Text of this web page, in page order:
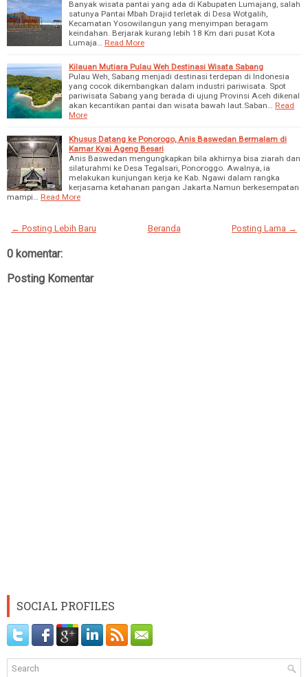
Banyak wisata pantai yang ada di Kabupaten Lumajang, salah
satunya Pantai Mbah Drajid terletak di Desa Wotgalih,
Kecamatan Yosowilangun yang menyimpan beragam
keindahan. Berjarak kurang lebih 18 Km dari pusat Kota
Lumaja…
Read More
Kilauan Mutiara Pulau Weh Destinasi Wisata Sabang
Pulau Weh, Sabang menjadi destinasi terdepan di Indonesia
yang cocok dikembangkan dalam industri pariwisata. Spot
pariwisata Sabang yang berada di ujung Provinsi Aceh dikenal
akan kecantikan pantai dan wisata bawah laut.Saban…
Read
More
Khusus Datang ke Ponorogo, Anis Baswedan Bermalam di
Kamar Kyai Ageng Besari
Anis Baswedan mengungkapkan bila akhirnya bisa ziarah dan
silaturahmi ke Desa Tegalsari, Ponoroggo. Awalnya, ia
melakukan kunjungan kerja ke Kab. Ngawi dalam rangka
kerjasama ketahanan pangan Jakarta.Namun berkesempatan
mampi…
Read More
← Posting Lebih Baru Posting Lama →
Beranda
0 komentar:
Posting Komentar
SOCIAL PROFILES